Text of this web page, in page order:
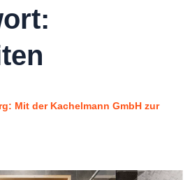
Mit der Kachelmann GmbH zur